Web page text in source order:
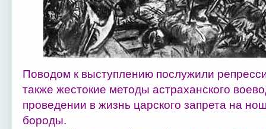
Поводом к выступлению послужили
также жестокие методы астраханского
проведении в жизнь царского запрета на
бороды.